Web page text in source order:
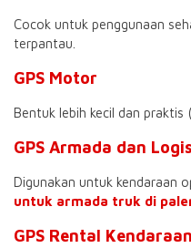
Cocok untuk penggunaan
terpantau.
GPS Motor
Bentuk lebih kecil dan praktis (
GPS Armada dan
Digunakan untuk kendaraan
untuk armada truk di
GPS Rental Kendaraan